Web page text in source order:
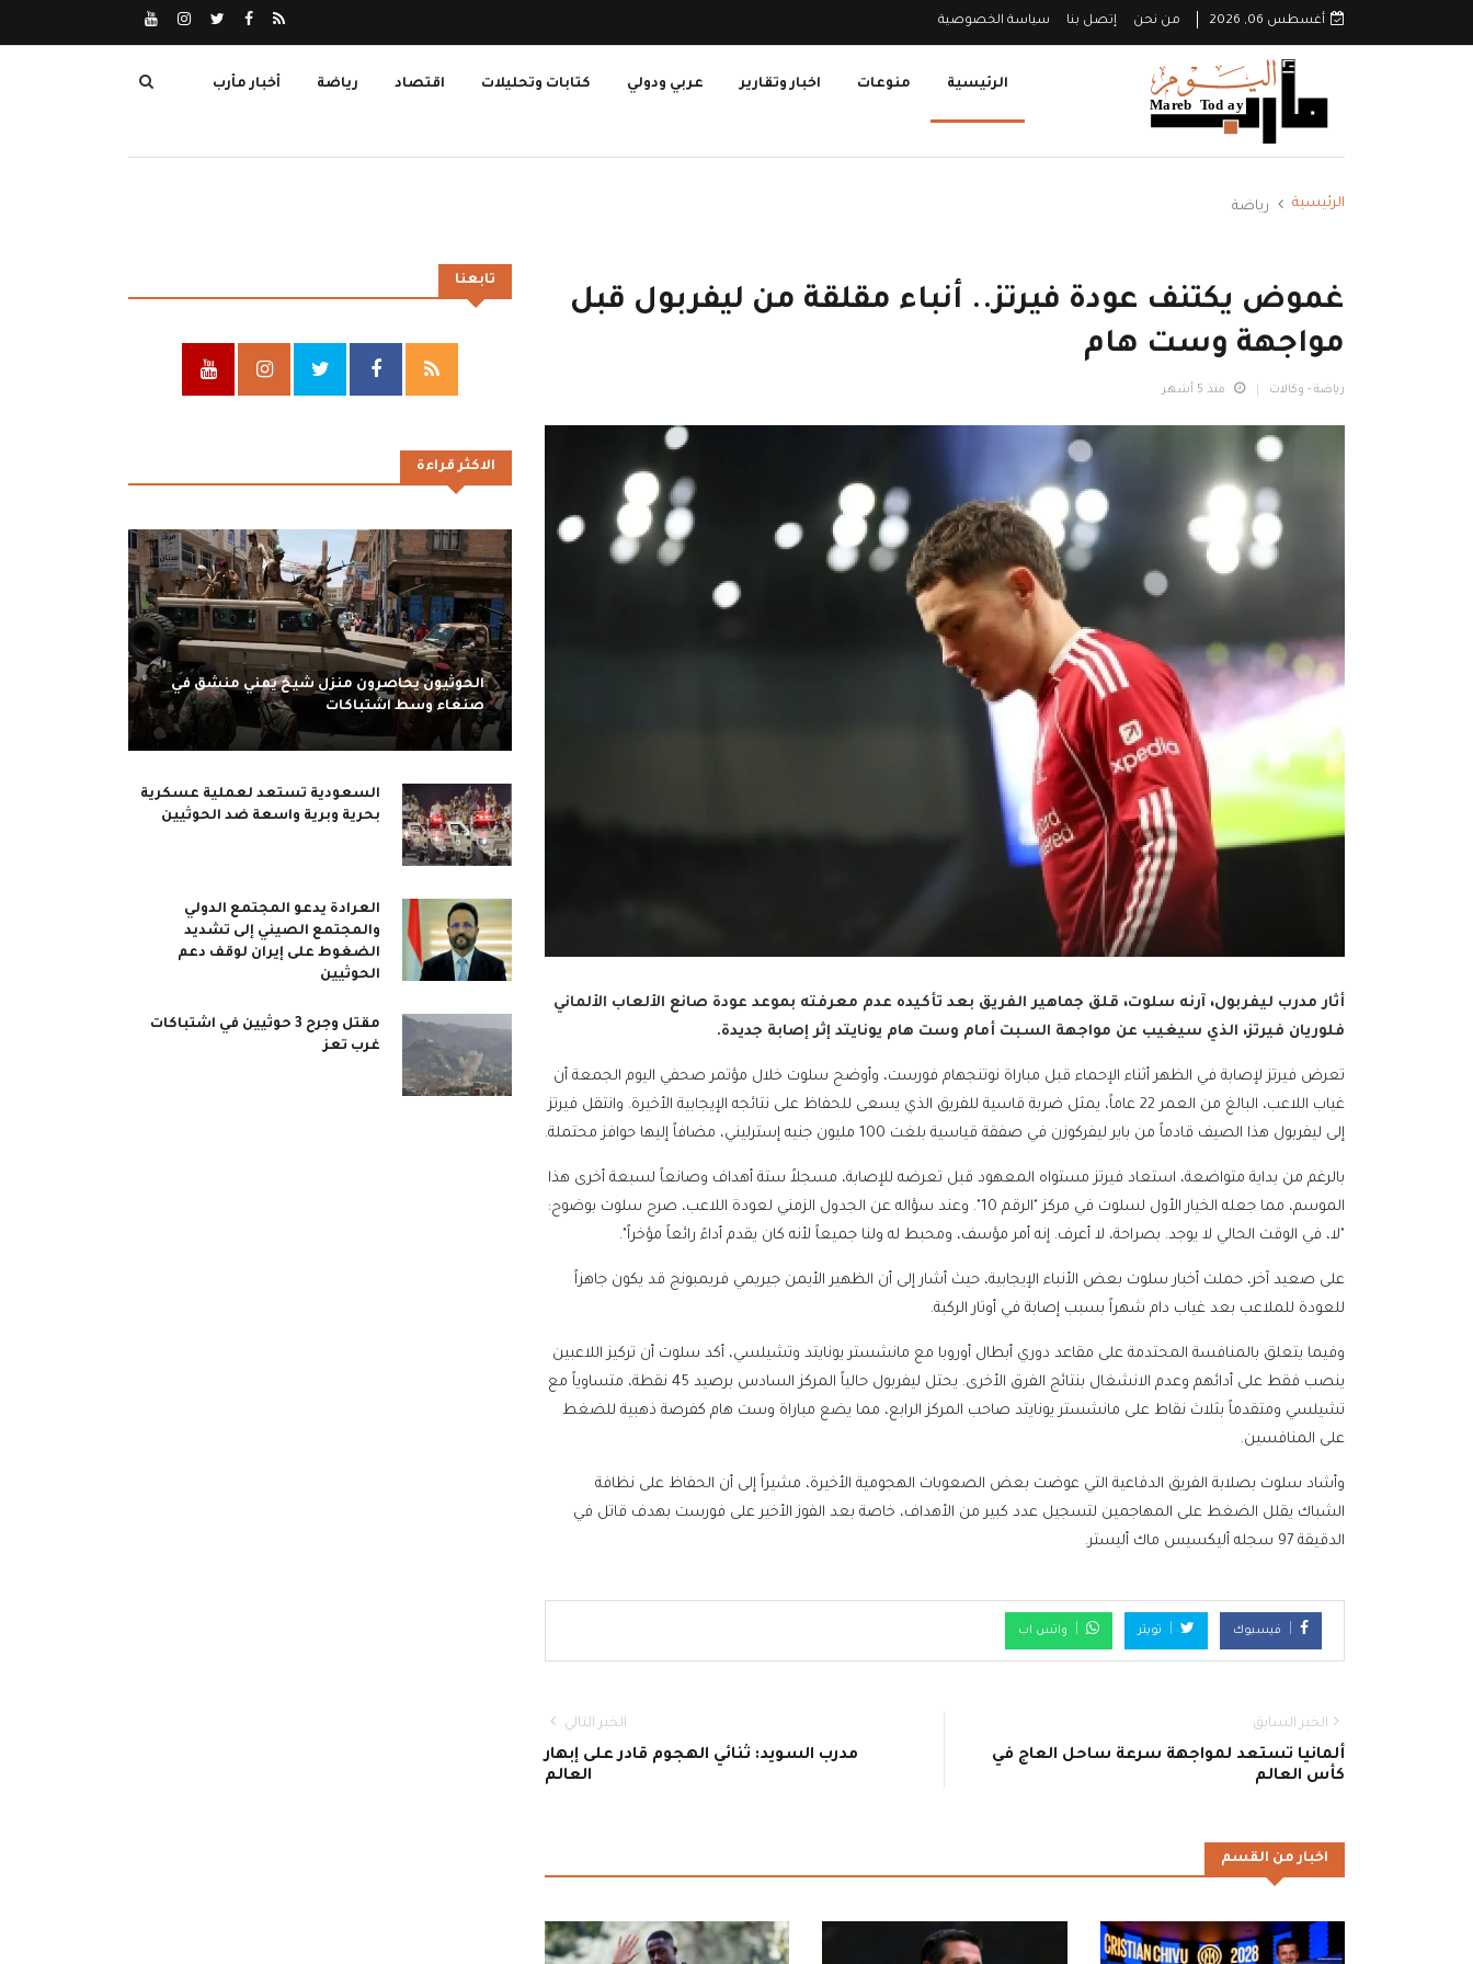
أغسطس 06, 2026 من نحن إتصل بنا سياسة الخصوصية
الرئيسية منوعات اخبار وتقارير عربي ودولي كتابات وتحليلات اقتصاد رياضة أخبار مأرب
الرئيسية رياضة
غموض يكتنف عودة فيرتز.. أنباء مقلقة من ليفربول قبل
مواجهة وست هام
رياضة - وكالات منذ 5 أشهر
أثار مدرب ليفربول، آرنه سلوت، قلق جماهير الفريق بعد تأكيده عدم معرفته بموعد عودة صانع الألعاب الألماني
فلوريان فيرتز، الذي سيغيب عن مواجهة السبت أمام وست هام يونايتد إثر إصابة جديدة.
تعرض فيرتز لإصابة في الظهر أثناء الإحماء قبل مباراة نوتنجهام فورست، وأوضح سلوت خلال مؤتمر صحفي اليوم الجمعة أن
غياب اللاعب، البالغ من العمر 22 عاماً، يمثل ضربة قاسية للفريق الذي يسعى للحفاظ على نتائجه الإيجابية الأخيرة. وانتقل فيرتز
إلى ليفربول هذا الصيف قادماً من باير ليفركوزن في صفقة قياسية بلغت 100 مليون جنيه إسترليني، مضافاً إليها حوافز محتملة.
بالرغم من بداية متواضعة، استعاد فيرتز مستواه المعهود قبل تعرضه للإصابة، مسجلاً ستة أهداف وصانعاً لسبعة أخرى هذا
الموسم، مما جعله الخيار الأول لسلوت في مركز "الرقم 10". وعند سؤاله عن الجدول الزمني لعودة اللاعب، صرح سلوت بوضوح:
"لا، في الوقت الحالي لا يوجد. بصراحة، لا أعرف. إنه أمر مؤسف، ومحبط له ولنا جميعاً لأنه كان يقدم أداءً رائعاً مؤخراً".
على صعيد آخر، حملت أخبار سلوت بعض الأنباء الإيجابية، حيث أشار إلى أن الظهير الأيمن جيريمي فريمبونج قد يكون جاهزاً
للعودة للملاعب بعد غياب دام شهراً بسبب إصابة في أوتار الركبة.
وفيما يتعلق بالمنافسة المحتدمة على مقاعد دوري أبطال أوروبا مع مانشستر يونايتد وتشيلسي، أكد سلوت أن تركيز اللاعبين
ينصب فقط على أدائهم وعدم الانشغال بنتائج الفرق الأخرى. يحتل ليفربول حالياً المركز السادس برصيد 45 نقطة، متساوياً مع
تشيلسي ومتقدماً بثلاث نقاط على مانشستر يونايتد صاحب المركز الرابع، مما يضع مباراة وست هام كفرصة ذهبية للضغط
على المنافسين.
وأشاد سلوت بصلابة الفريق الدفاعية التي عوضت بعض الصعوبات الهجومية الأخيرة، مشيراً إلى أن الحفاظ على نظافة
الشباك يقلل الضغط على المهاجمين لتسجيل عدد كبير من الأهداف، خاصة بعد الفوز الأخير على فورست بهدف قاتل في
الدقيقة 97 سجله أليكسيس ماك أليستر.
فيسبوك تويتر واتس اب
الخبر السابق
ألمانيا تستعد لمواجهة سرعة ساحل العاج في
كأس العالم
الخبر التالي
مدرب السويد: ثنائي الهجوم قادر على إبهار
العالم
اخبار من القسم
تابعنا
الاكثر قراءة
الحوثيون يحاصرون منزل شيخ يمني منشق في
صنعاء وسط اشتباكات
السعودية تستعد لعملية عسكرية
بحرية وبرية واسعة ضد الحوثيين
العرادة يدعو المجتمع الدولي
والمجتمع الصيني إلى تشديد
الضغوط على إيران لوقف دعم
الحوثيين
مقتل وجرح 3 حوثيين في اشتباكات
غرب تعز